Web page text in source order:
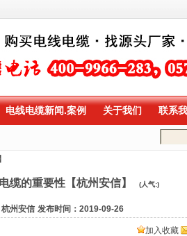
电线电缆新闻.案例 关于我们 联系
缆的重要性【杭州安信】 (人气:)
州安信 发布时间：2019-09-26
加入收藏